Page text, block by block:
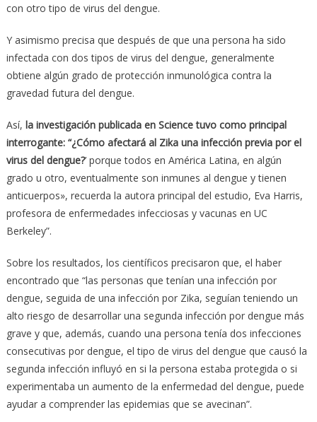
con otro tipo de virus del dengue.
Y asimismo precisa que después de que una persona ha sido
infectada con dos tipos de virus del dengue, generalmente
obtiene algún grado de protección inmunológica contra la
gravedad futura del dengue.
Así, la investigación publicada en Science tuvo como principal
interrogante: “¿Cómo afectará al Zika una infección previa por el
virus del dengue?’ porque todos en América Latina, en algún
grado u otro, eventualmente son inmunes al dengue y tienen
anticuerpos», recuerda la autora principal del estudio, Eva Harris,
profesora de enfermedades infecciosas y vacunas en UC
Berkeley”.
Sobre los resultados, los científicos precisaron que, el haber
encontrado que “las personas que tenían una infección por
dengue, seguida de una infección por Zika, seguían teniendo un
alto riesgo de desarrollar una segunda infección por dengue más
grave y que, además, cuando una persona tenía dos infecciones
consecutivas por dengue, el tipo de virus del dengue que causó la
segunda infección influyó en si la persona estaba protegida o si
experimentaba un aumento de la enfermedad del dengue, puede
ayudar a comprender las epidemias que se avecinan”.